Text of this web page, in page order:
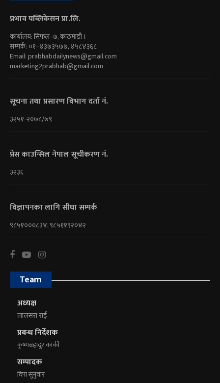
प्रभाव पब्लिकेसन प्रा.लि.
कार्यालय: सिफल–७, काठमाडौं ।
सम्पर्क: ०१–४३७३५७७, ४५८४३६८
Email:prabhabdailynews@gmail.com
marketing2prabhab@gmail.com
सूचना तथा प्रसारण विभाग दर्ता नं.
३२५१-२०७८/७९
प्रेस काउन्सिल नेपाल सूचीकरण नं.
३२३६
विज्ञापनका लागि सीधा सम्पर्क
९८५१०००८३४, ९८५११९२०४२
Team
अध्यक्ष
लालसरा राई
प्रबन्ध निर्देशक
कृष्णबहादुर कार्की
सम्पादक
दिपा सुनुवार